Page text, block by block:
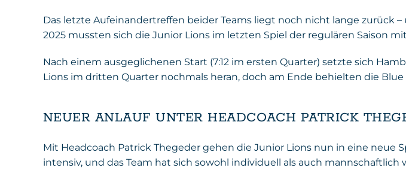
Das letzte Aufeinandertreffen beider Teams liegt noch nicht lange zurück
2025 mussten sich die Junior Lions im letzten Spiel der regulären Saison
Nach einem ausgeglichenen Start (7:12 im ersten Quarter) setzte sich
Lions im dritten Quarter nochmals heran, doch am Ende behielten die Blue
NEUER ANLAUF UNTER HEADCOACH PATRICK
Mit Headcoach Patrick Thegeder gehen die Junior Lions nun in eine neue
intensiv, und das Team hat sich sowohl individuell als auch